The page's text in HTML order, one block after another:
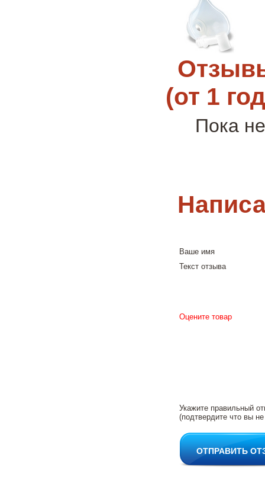
(от 1
Пока
Ваше имя
Текст отзыва
Оцените товар
Укажите правильный
(подтвердите что вы
ОТПРАВИТЬ